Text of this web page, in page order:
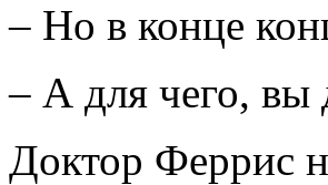
– Но в конце
– А для чего, вы
Доктор Феррис